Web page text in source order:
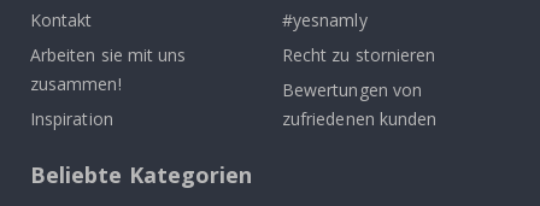
Kontakt
Arbeiten sie mit uns
zusammen!
Inspiration
#yesnamly
Recht zu stornieren
Bewertungen von
zufriedenen kunden
Beliebte Kategorien